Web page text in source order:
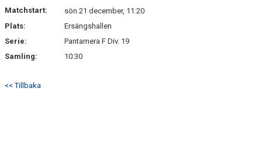
Matchstart:
sön 21 december, 11:20
Plats:
Ersängshallen
Serie:
Pantamera F Div. 19
Samling:
10:30
<< Tillbaka